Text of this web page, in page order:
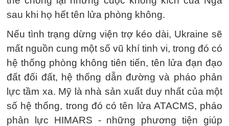
sau khi họ hết tên lửa phòng không.
Nếu tình trạng dừng viện trợ kéo dài, Ukraine sẽ
mất nguồn cung một số vũ khí tinh vi, trong đó có
hệ thống phòng không tiên tiến, tên lửa đạn đạo
đất đối đất, hệ thống dẫn đường và pháo phản
lực tầm xa. Mỹ là nhà sản xuất duy nhất của một
số hệ thống, trong đó có tên lửa ATACMS, pháo
phản lực HIMARS - những phương tiện giúp